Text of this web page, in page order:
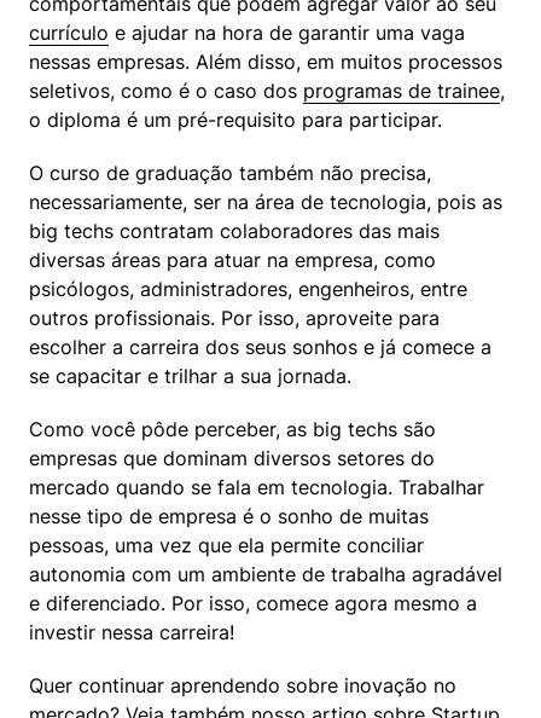
currículo e ajudar na hora de garantir uma vaga
nessas empresas. Além disso, em muitos processos
seletivos, como é o caso dos programas de trainee,
o diploma é um pré-requisito para participar.
O curso de graduação também não precisa,
necessariamente, ser na área de tecnologia, pois as
big techs contratam colaboradores das mais
diversas áreas para atuar na empresa, como
psicólogos, administradores, engenheiros, entre
outros profissionais. Por isso, aproveite para
escolher a carreira dos seus sonhos e já comece a
se capacitar e trilhar a sua jornada.
Como você pôde perceber, as big techs são
empresas que dominam diversos setores do
mercado quando se fala em tecnologia. Trabalhar
nesse tipo de empresa é o sonho de muitas
pessoas, uma vez que ela permite conciliar
autonomia com um ambiente de trabalha agradável
e diferenciado. Por isso, comece agora mesmo a
investir nessa carreira!
Quer continuar aprendendo sobre inovação no